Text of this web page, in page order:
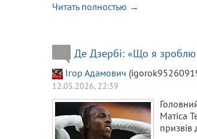
Читать полностью →
Де Дзербі: «Що я зроблю
Ігор Адамович
12.05.2026, 22:39
Матіса
призвів